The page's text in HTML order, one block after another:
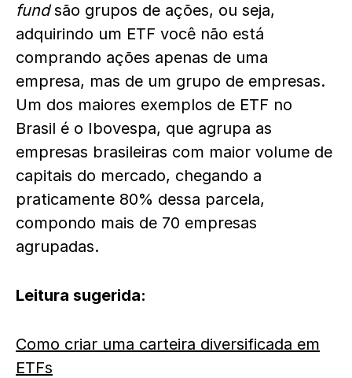
fundsão grupos de ações, ou seja,
adquirindo um ETF você não está
comprando ações apenas de uma
empresa, mas de um grupo de empresas.
Um dos maiores exemplos de ETF no
Brasil é o Ibovespa, que agrupa as
empresas brasileiras com maior volume de
capitais do mercado, chegando a
praticamente 80% dessa parcela,
compondo mais de 70 empresas
agrupadas.
Leitura sugerida:
Como criar uma carteira diversificada em
ETFs